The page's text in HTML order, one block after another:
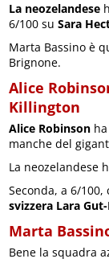
La neozelandese
6/100 suSara
Marta Bassino è
Brignone.
Alice
Killington
Alice Robinson
manche del
La neozelandese
Seconda, a 6/100,
svizzera Lara
Marta
Bene la squadra